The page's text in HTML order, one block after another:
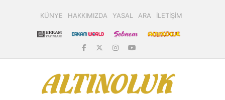
KÜNYE HAKKIMIZDA YASAL ARA İLETİŞİM